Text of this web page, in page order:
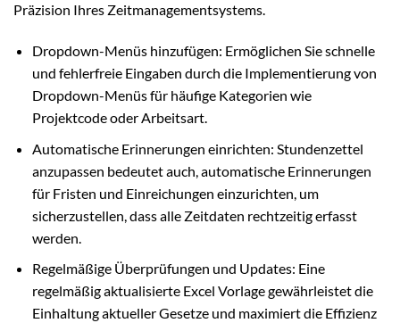
Präzision Ihres Zeitmanagementsystems.
Dropdown-Menüs hinzufügen: Ermöglichen Sie schnelle
und fehlerfreie Eingaben durch die Implementierung von
Dropdown-Menüs für häufige Kategorien wie
Projektcode oder Arbeitsart.
Automatische Erinnerungen einrichten: Stundenzettel
anzupassen bedeutet auch, automatische Erinnerungen
für Fristen und Einreichungen einzurichten, um
sicherzustellen, dass alle Zeitdaten rechtzeitig erfasst
werden.
Regelmäßige Überprüfungen und Updates: Eine
regelmäßig aktualisierte Excel Vorlage gewährleistet die
Einhaltung aktueller Gesetze und maximiert die Effizienz